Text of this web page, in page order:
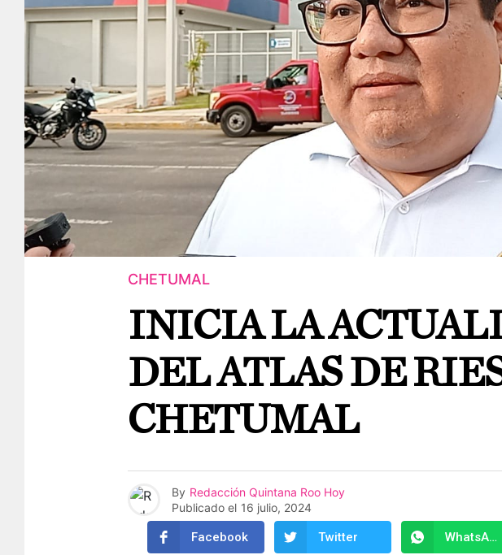
CHETUMAL
INICIA LA
DEL ATLAS DE
CHETUMAL
By Redacción Quintana Roo Hoy
Publicado el 16 julio, 2024
Facebook Twitter WhatsApp